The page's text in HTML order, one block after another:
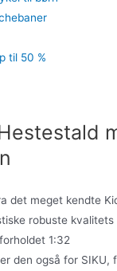
til 50 %
det meget kendte
robuste kvalitets
1:32
den også for SIKU,